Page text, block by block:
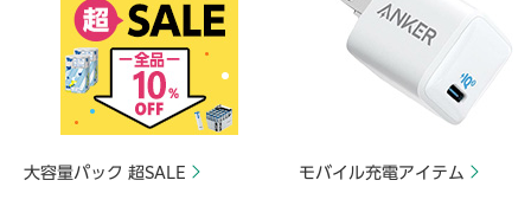
大容量パック 超SALE モバイル充電アイテム